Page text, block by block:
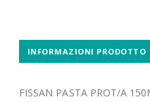
INFORMAZIONI PRODOTTO
FISSAN PASTA PROT/A